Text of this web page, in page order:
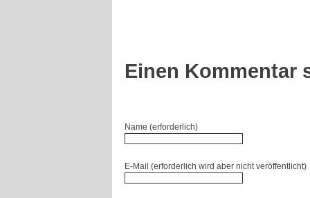
Einen Kommentar
Name (erforderlich)
E-Mail (erforderlich wird aber nicht veröffentlicht)